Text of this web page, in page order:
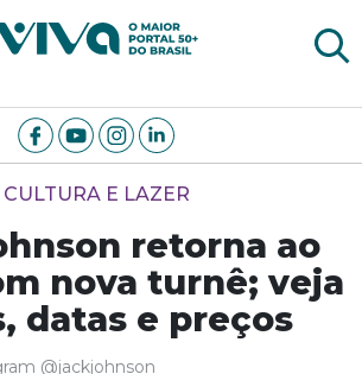
Viva Notícias
CULTURA E LAZER
retorna ao
nova turnê; veja
datas e preços
@jackjohnson